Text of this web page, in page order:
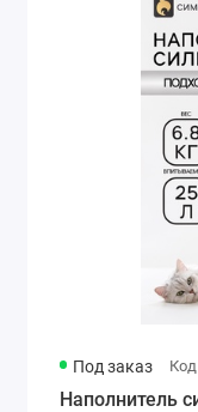
Под заказ
Наполнитель